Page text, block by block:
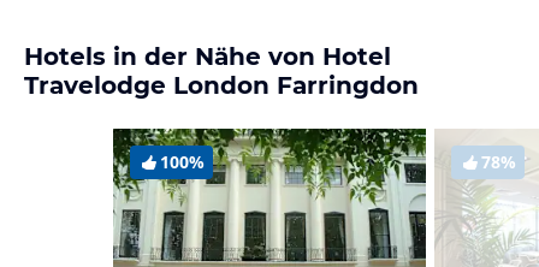
Hotels in der Nähe von Hotel
Travelodge London Farringdon
100% 78%